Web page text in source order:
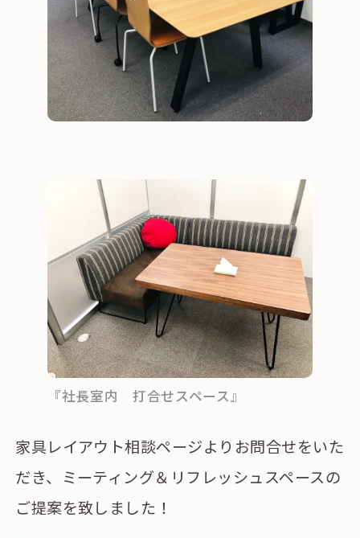
『社長室内 打合せスペース』
家具レイアウト相談ページよりお問合せをいた
だき、ミーティング＆リフレッシュスペースの
ご提案を致しました！